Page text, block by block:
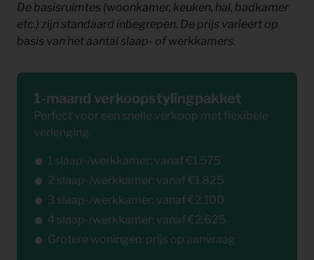
De basisruimtes (woonkamer, keuken, hal, badkamer
etc.) zijn standaard inbegrepen. De prijs varieert op
basis van het aantal slaap- of werkkamers.
1-maand verkoopstylingpakket
Perfect voor een snelle verkoop met flexibele
verlenging.
1 slaap-/werkkamer: vanaf €1.575
2 slaap-/werkkamer: vanaf €1.825
3 slaap-/werkkamer: vanaf €2.100
4 slaap-/werkkamer: vanaf €2.625
Grotere woningen: prijs op aanvraag